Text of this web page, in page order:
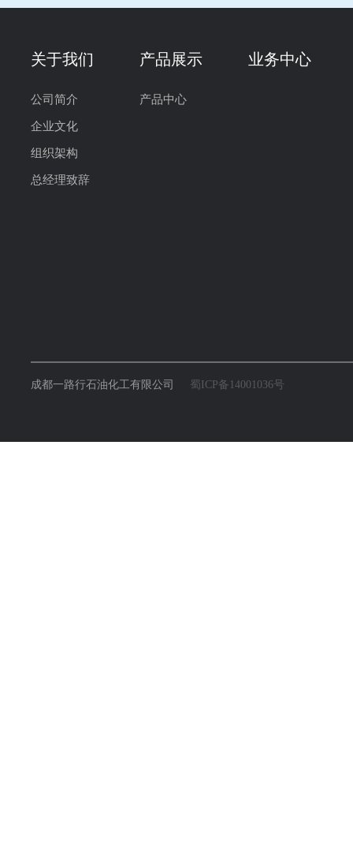
关于我们
公司简介
企业文化
组织架构
总经理致辞
产品展示
产品中心
业务中心
成都一路行石油化工有限公司 蜀ICP备14001036号